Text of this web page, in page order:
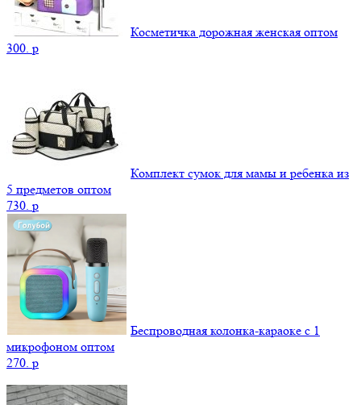
Косметичка дорожная женская оптом
300. p
Комплект сумок для мамы и ребенка из
5 предметов оптом
730. p
Беспроводная колонка-караоке с 1
микрофоном оптом
270. p